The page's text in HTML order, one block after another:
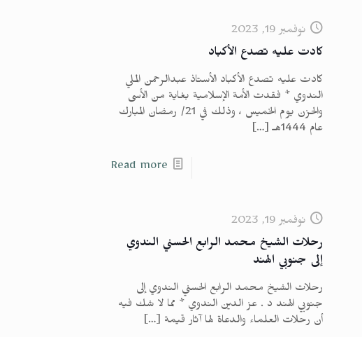
نوفمبر 19, 2023
كادت عليه تصدع الأكباد
كادت عليه تصدع الأكباد الأستاذ عبدالرحمن الملي
الندوي * فقدت الأمة الإسلامية بغاية من الأسى
والحزن يوم الخميس ، وذلك في 21/ رمضان المبارك
عام 1444هـ
[…]
Read more
نوفمبر 19, 2023
رحلات الشيخ محمد الرابع الحسني الندوي
إلى جنوبي الهند
رحلات الشيخ محمد الرابع الحسني الندوي إلى
جنوبي الهند د . عز الدين الندوي * مما لا شك فيه
أن رحلات العلماء والدعاة لها آثار قيمة […]